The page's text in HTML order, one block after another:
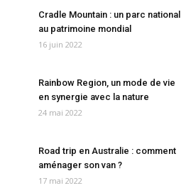
Cradle Mountain : un parc national
au patrimoine mondial
16 juin 2022
Rainbow Region, un mode de vie
en synergie avec la nature
24 mai 2022
Road trip en Australie : comment
aménager son van ?
17 mai 2022